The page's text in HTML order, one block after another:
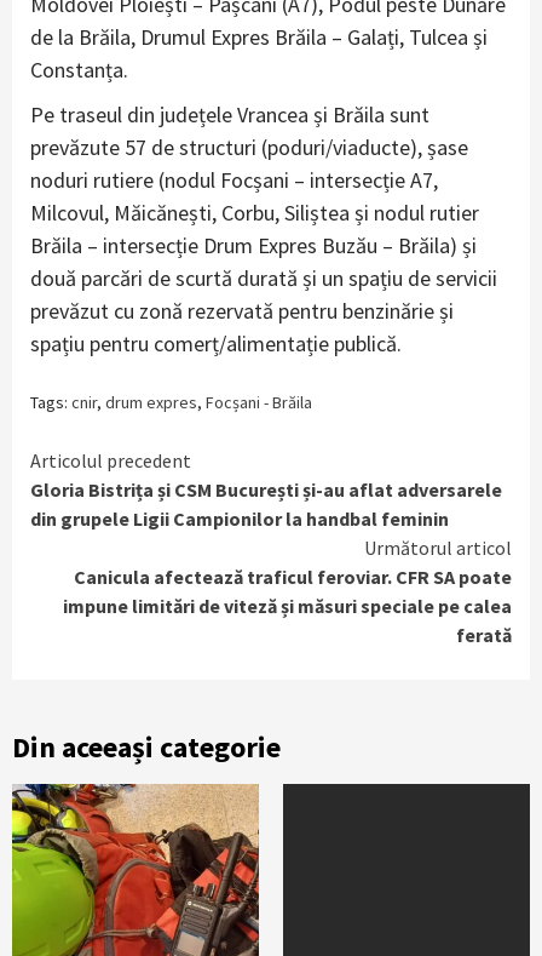
de la Brăila, Drumul Expres Brăila – Galați, Tulcea și
Constanța.
Pe traseul din județele Vrancea și Brăila sunt
prevăzute 57 de structuri (poduri/viaducte), șase
noduri rutiere (nodul Focșani – intersecție A7,
Milcovul, Măicănești, Corbu, Siliștea și nodul rutier
Brăila – intersecție Drum Expres Buzău – Brăila) și
două parcări de scurtă durată și un spațiu de servicii
prevăzut cu zonă rezervată pentru benzinărie și
spațiu pentru comerț/alimentație publică.
Tags: cnir, drum expres, Focșani - Brăila
Continue
Reading
Articolul precedent
Gloria Bistrița și CSM București și-au aflat adversarele
din grupele Ligii Campionilor la handbal feminin
Următorul articol
Canicula afectează traficul feroviar. CFR SA poate
impune limitări de viteză și măsuri speciale pe calea
ferată
Din aceeași categorie